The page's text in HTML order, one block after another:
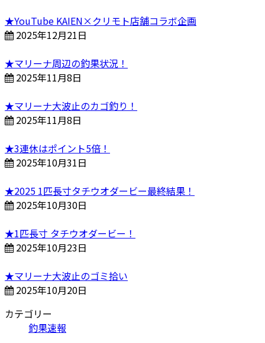
★YouTube KAIEN×クリモト店舗コラボ企画
2025年12月21日
★マリーナ周辺の釣果状況！
2025年11月8日
★マリーナ大波止のカゴ釣り！
2025年11月8日
★3連休はポイント5倍！
2025年10月31日
★2025 1匹長寸タチウオダービー最終結果！
2025年10月30日
★1匹長寸 タチウオダービー！
2025年10月23日
★マリーナ大波止のゴミ拾い
2025年10月20日
カテゴリー
釣果速報